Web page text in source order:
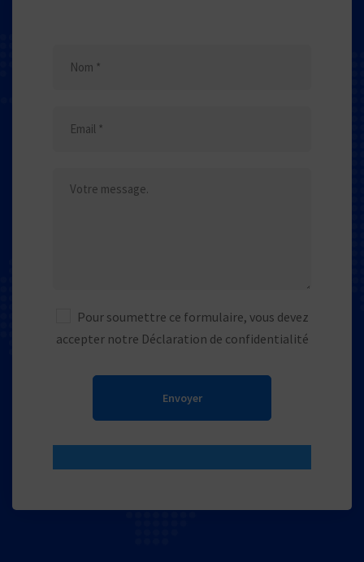
Pour soumettre ce formulaire, vous devez
accepter notre Déclaration de confidentialité